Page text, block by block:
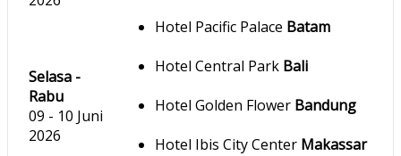
Hotel Pacific Palace Batam
Hotel Central Park Bali
Hotel Golden Flower Bandung
Hotel Ibis City Center Makassar
Selasa -
Rabu
09 - 10 Juni
2026